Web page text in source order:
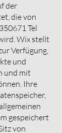
der
die von
Tel
Wix stellt
Verfügung,
und
und mit
Ihre
gespeichert
von